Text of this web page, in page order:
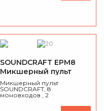
SOUNDCRAFT EPM8
Микшерный пульт
Микшерный пульт
SOUNDCRAFT, 8
моновходов , 2
60мм, 2 Aux шины, 4.6 кг.